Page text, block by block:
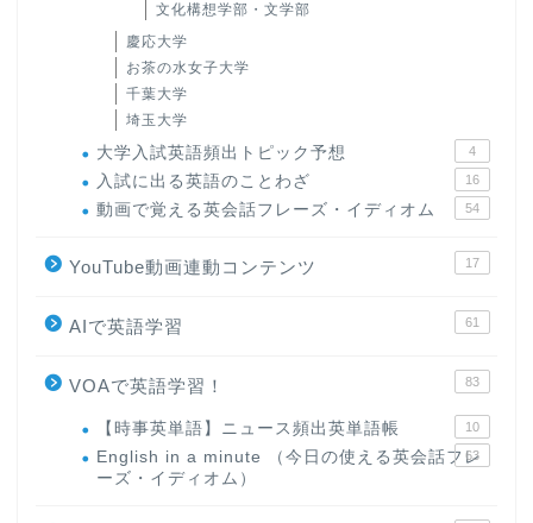
文化構想学部・文学部
慶応大学
お茶の水女子大学
千葉大学
埼玉大学
大学入試英語頻出トピック予想 4
入試に出る英語のことわざ 16
動画で覚える英会話フレーズ・イディオム 54
YouTube動画連動コンテンツ 17
AIで英語学習 61
VOAで英語学習！ 83
【時事英単語】ニュース頻出英単語帳 10
English in a minute （今日の使える英会話フレ
ーズ・イディオム）
63